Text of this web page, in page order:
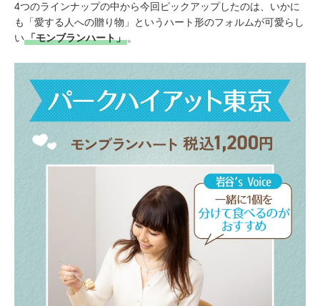
4つのラインナップの中から今回ピックアップしたのは、いかに
も「愛する人への贈り物」というハート形のフォルムが可愛らし
い「モンブランハート」 。